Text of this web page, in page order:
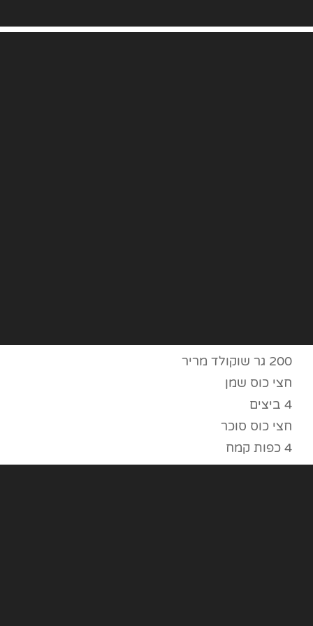
200 גר שוקולד מריר
חצי כוס שמן
4 ביצים
חצי כוס סוכר
4 כפות קמח